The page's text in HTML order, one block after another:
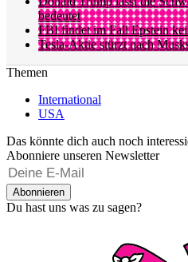
bedeutet
FBI findet im Fall Epstein
Tesla-Aktie stürzt nach
Themen
International
USA
Das könnte dich auch noch
Abonniere unseren Newsletter
Abonnieren
Du hast uns was zu sagen?